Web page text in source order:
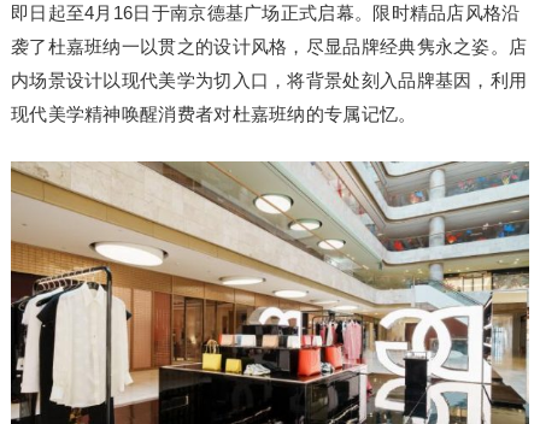
即日起至4月16日于南京德基广场正式启幕。限时精品店风格沿
袭了杜嘉班纳一以贯之的设计风格，尽显品牌经典隽永之姿。店
内场景设计以现代美学为切入口，将背景处刻入品牌基因，利用
现代美学精神唤醒消费者对杜嘉班纳的专属记忆。